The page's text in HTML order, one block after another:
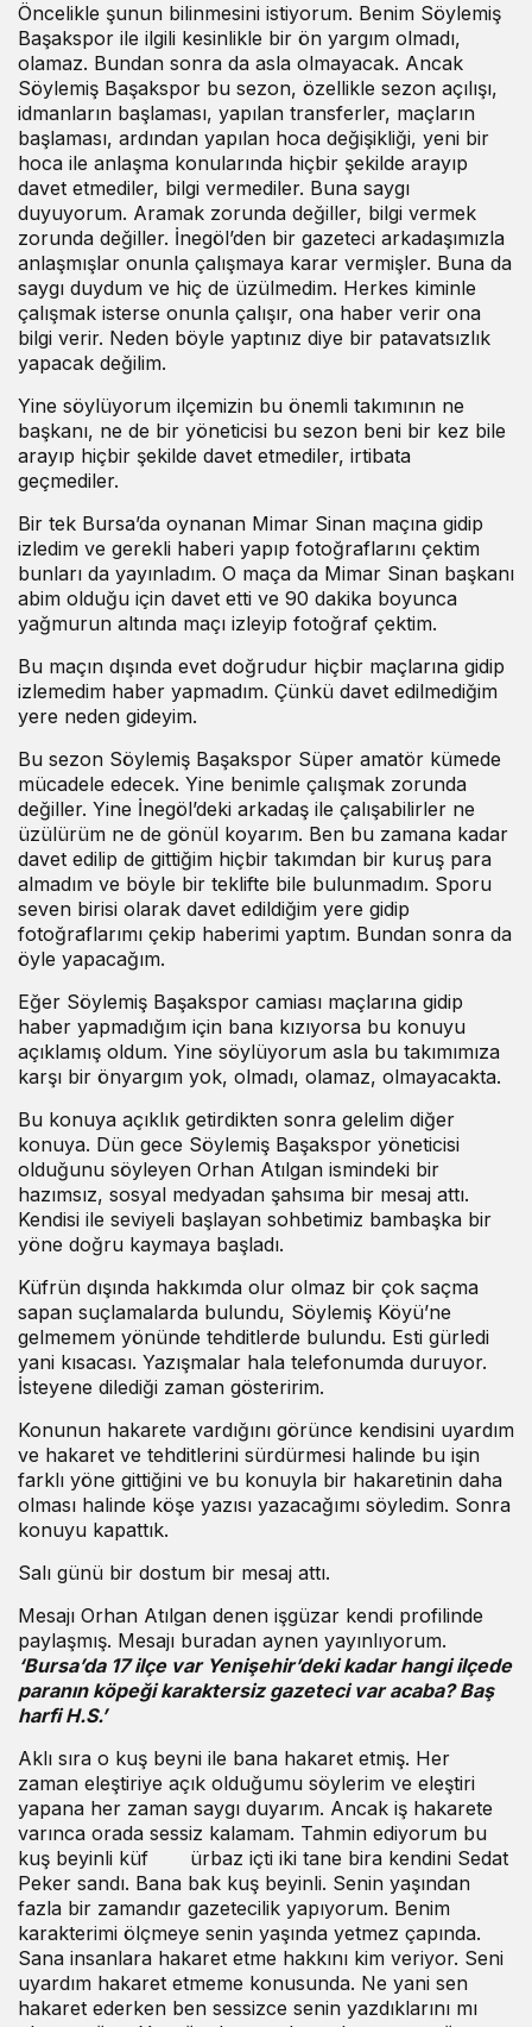
Öncelikle şunun bilinmesini istiyorum. Benim Söylemiş
Başakspor ile ilgili kesinlikle bir ön yargım olmadı,
olamaz. Bundan sonra da asla olmayacak. Ancak
Söylemiş Başakspor bu sezon, özellikle sezon açılışı,
idmanların başlaması, yapılan transferler, maçların
başlaması, ardından yapılan hoca değişikliği, yeni bir
hoca ile anlaşma konularında hiçbir şekilde arayıp
davet etmediler, bilgi vermediler. Buna saygı
duyuyorum. Aramak zorunda değiller, bilgi vermek
zorunda değiller. İnegöl’den bir gazeteci arkadaşımızla
anlaşmışlar onunla çalışmaya karar vermişler. Buna da
saygı duydum ve hiç de üzülmedim. Herkes kiminle
çalışmak isterse onunla çalışır, ona haber verir ona
bilgi verir. Neden böyle yaptınız diye bir patavatsızlık
yapacak değilim.
Yine söylüyorum ilçemizin bu önemli takımının ne
başkanı, ne de bir yöneticisi bu sezon beni bir kez bile
arayıp hiçbir şekilde davet etmediler, irtibata
geçmediler.
Bir tek Bursa’da oynanan Mimar Sinan maçına gidip
izledim ve gerekli haberi yapıp fotoğraflarını çektim
bunları da yayınladım. O maça da Mimar Sinan başkanı
abim olduğu için davet etti ve 90 dakika boyunca
yağmurun altında maçı izleyip fotoğraf çektim.
Bu maçın dışında evet doğrudur hiçbir maçlarına gidip
izlemedim haber yapmadım. Çünkü davet edilmediğim
yere neden gideyim.
Bu sezon Söylemiş Başakspor Süper amatör kümede
mücadele edecek. Yine benimle çalışmak zorunda
değiller. Yine İnegöl’deki arkadaş ile çalışabilirler ne
üzülürüm ne de gönül koyarım. Ben bu zamana kadar
davet edilip de gittiğim hiçbir takımdan bir kuruş para
almadım ve böyle bir teklifte bile bulunmadım. Sporu
seven birisi olarak davet edildiğim yere gidip
fotoğraflarımı çekip haberimi yaptım. Bundan sonra da
öyle yapacağım.
Eğer Söylemiş Başakspor camiası maçlarına gidip
haber yapmadığım için bana kızıyorsa bu konuyu
açıklamış oldum. Yine söylüyorum asla bu takımımıza
karşı bir önyargım yok, olmadı, olamaz, olmayacakta.
Bu konuya açıklık getirdikten sonra gelelim diğer
konuya. Dün gece Söylemiş Başakspor yöneticisi
olduğunu söyleyen Orhan Atılgan ismindeki bir
hazımsız, sosyal medyadan şahsıma bir mesaj attı.
Kendisi ile seviyeli başlayan sohbetimiz bambaşka bir
yöne doğru kaymaya başladı.
Küfrün dışında hakkımda olur olmaz bir çok saçma
sapan suçlamalarda bulundu, Söylemiş Köyü’ne
gelmemem yönünde tehditlerde bulundu. Esti gürledi
yani kısacası. Yazışmalar hala telefonumda duruyor.
İsteyene dilediği zaman gösteririm.
Konunun hakarete vardığını görünce kendisini uyardım
ve hakaret ve tehditlerini sürdürmesi halinde bu işin
farklı yöne gittiğini ve bu konuyla bir hakaretinin daha
olması halinde köşe yazısı yazacağımı söyledim. Sonra
konuyu kapattık.
Salı günü bir dostum bir mesaj attı.
Mesajı Orhan Atılgan denen işgüzar kendi profilinde
paylaşmış. Mesajı buradan aynen yayınlıyorum.
‘Bursa’da 17 ilçe var Yenişehir’deki kadar hangi ilçede
paranın köpeği karaktersiz gazeteci var acaba? Baş
harfi H.S.’
Aklı sıra o kuş beyni ile bana hakaret etmiş. Her
zaman eleştiriye açık olduğumu söylerim ve eleştiri
yapana her zaman saygı duyarım. Ancak iş hakarete
varınca orada sessiz kalamam. Tahmin ediyorum bu
kuş beyinli küf ürbaz içti iki tane bira kendini Sedat
Peker sandı. Bana bak kuş beyinli. Senin yaşından
fazla bir zamandır gazetecilik yapıyorum. Benim
karakterimi ölçmeye senin yaşında yetmez çapında.
Sana insanlara hakaret etme hakkını kim veriyor. Seni
uyardım hakaret etmeme konusunda. Ne yani sen
hakaret ederken ben sessizce senin yazdıklarını mı